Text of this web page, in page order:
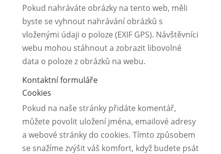
Pokud nahráváte obrázky na tento web, měli
byste se vyhnout nahrávání obrázků s
vloženými údaji o poloze (EXIF GPS). Návštěvníci
webu mohou stáhnout a zobrazit libovolné
data o poloze z obrázků na webu.
Kontaktní formuláře
Cookies
Pokud na naše stránky přidáte komentář,
můžete povolit uložení jména, emailové adresy
a webové stránky do cookies. Tímto způsobem
se snažíme zvýšit váš komfort, když budete psát